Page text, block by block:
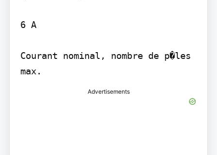
6 A
Courant nominal, nombre de p�les
max.
Advertisements